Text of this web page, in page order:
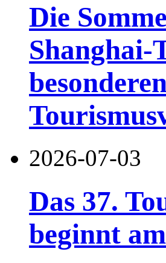
Die
Shanghai-
2026-07-03
Das 37.
beginnt